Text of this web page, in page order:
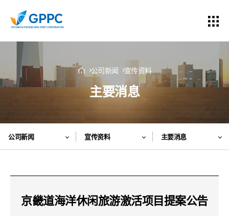
公司新闻 宣传资料
主要消息
公司新闻 宣传资料 主要消息
京畿道海洋休闲旅游激活项目提案公告